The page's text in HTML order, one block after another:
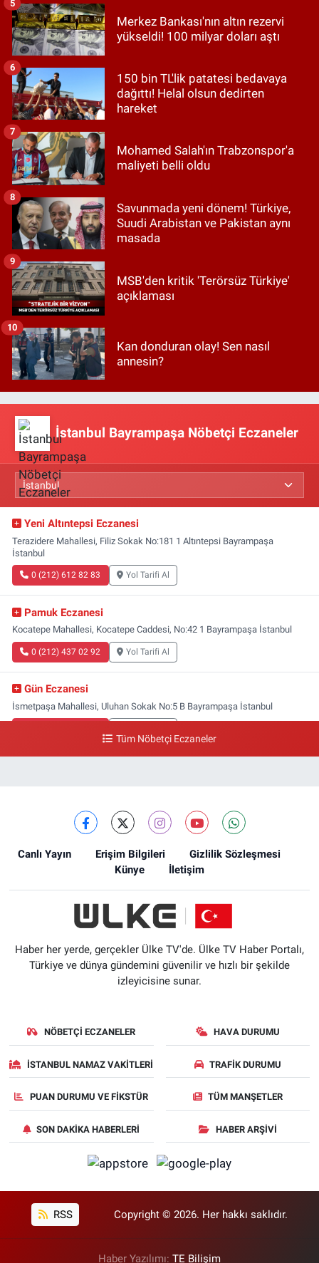
Merkez Bankası'nın altın rezervi
yükseldi! 100 milyar doları aştı
5
150 bin TL'lik patatesi bedavaya
dağıttı! Helal olsun dedirten
hareket
6
Mohamed Salah'ın Trabzonspor'a
maliyeti belli oldu
7
Savunmada yeni dönem! Türkiye,
Suudi Arabistan ve Pakistan aynı
masada
8
MSB'den kritik 'Terörsüz Türkiye'
açıklaması
9
Kan donduran olay! Sen nasıl
annesin?
10
İstanbul Bayrampaşa Nöbetçi Eczaneler
Yeni Altıntepsi Eczanesi
Terazidere Mahallesi, Filiz Sokak No:181 1 Altıntepsi Bayrampaşa
İstanbul
0 (212) 612 82 83 Yol Tarifi Al
Pamuk Eczanesi
Kocatepe Mahallesi, Kocatepe Caddesi, No:42 1 Bayrampaşa İstanbul
0 (212) 437 02 92 Yol Tarifi Al
Gün Eczanesi
İsmetpaşa Mahallesi, Uluhan Sokak No:5 B Bayrampaşa İstanbul
Tüm Nöbetçi Eczaneler
Canlı Yayın Erişim Bilgileri
Gizlilik Sözleşmesi
Künye
İletişim
Haber her yerde, gerçekler Ülke TV'de. Ülke TV Haber Portalı,
Türkiye ve dünya gündemini güvenilir ve hızlı bir şekilde
izleyicisine sunar.
NÖBETÇI ECZANELER HAVA DURUMU
İSTANBUL NAMAZ VAKITLERI TRAFIK DURUMU
PUAN DURUMU VE FIKSTÜR TÜM MANŞETLER
SON DAKIKA HABERLERI HABER ARŞIVI
RSS Copyright © 2026. Her hakkı saklıdır.
Haber Yazılımı: TE Bilişim